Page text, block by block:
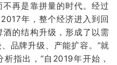
再是靠拼量的时代。经过
年，整个经济进入到回
的结构升级，形成了以需
品牌升级、产能扩容。”就
指出，“自2019年开始，